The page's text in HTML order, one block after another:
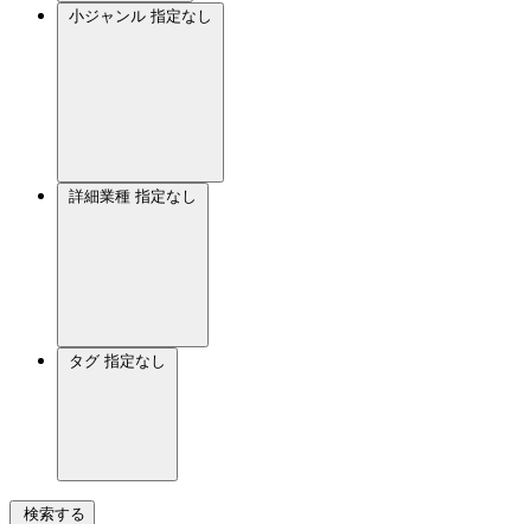
小ジャンル 指定なし
詳細業種 指定なし
タグ 指定なし
検索する